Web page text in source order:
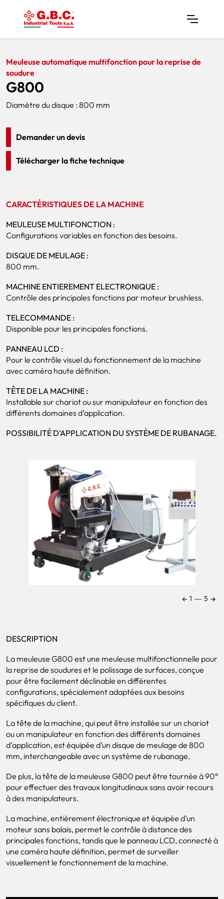
Home Produits
← 1 ― 5 →
Meuleuse automatique multifonction pour la reprise de
soudure
G800
Diamètre du disque : 800 mm
Demander un devis
Télécharger la fiche technique
CARACTÉRISTIQUES DE LA MACHINE
MEULEUSE MULTIFONCTION :
Configurations variables en fonction des besoins.
DISQUE DE MEULAGE :
800 mm.
MACHINE ENTIEREMENT ELECTRONIQUE :
Contrôle des principales fonctions par moteur brushless.
TELECOMMANDE :
Disponible pour les principales fonctions.
PANNEAU LCD :
Pour le contrôle visuel du fonctionnement de la machine
avec caméra haute définition.
TÊTE DE LA MACHINE :
Installable sur chariot ou sur manipulateur en fonction des
différents domaines d’application.
POSSIBILITÉ D’APPLICATION DU SYSTÈME DE RUBANAGE.
DESCRIPTION
La meuleuse G800 est une meuleuse multifonctionnelle pour
la reprise de soudures et le polissage de surfaces, conçue
pour être facilement déclinable en différentes
configurations, spécialement adaptées aux besoins
spécifiques du client.
La tête de la machine, qui peut être installée sur un chariot
ou un manipulateur en fonction des différents domaines
d’application, est équipée d’un disque de meulage de 800
mm, interchangeable avec un système de rubanage.
De plus, la tête de la meuleuse G800 peut être tournée à 90°
pour effectuer des travaux longitudinaux sans avoir recours
à des manipulateurs.
La machine, entièrement électronique et équipée d’un
moteur sans balais, permet le contrôle à distance des
principales fonctions, tandis que le panneau LCD, connecté à
une caméra haute définition, permet de surveiller
visuellement le fonctionnement de la machine.